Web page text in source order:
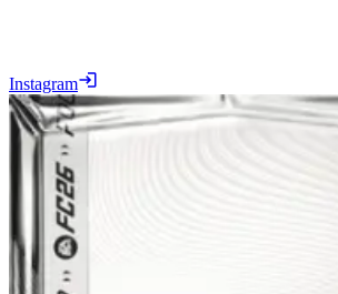
Instagram